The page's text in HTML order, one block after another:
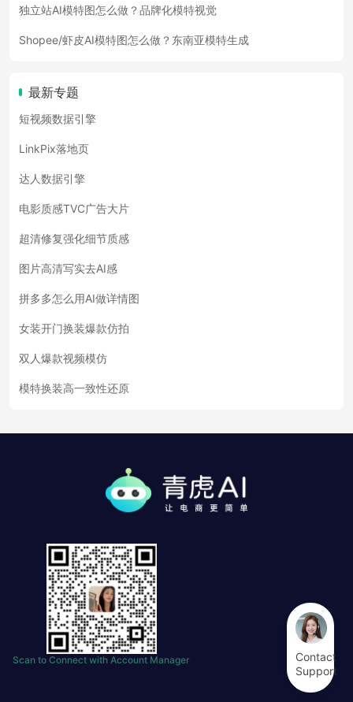
独立站AI模特图怎么做？品牌化模特视觉
Shopee/虾皮AI模特图怎么做？东南亚模特生成
最新专题
短视频数据引擎
LinkPix落地页
达人数据引擎
电影质感TVC广告大片
超清修复强化细节质感
图片高清写实去AI感
拼多多怎么用AI做详情图
女装开门换装爆款仿拍
双人爆款视频模仿
模特换装高一致性还原
Scan to Connect with Account Manager
Contact
Support